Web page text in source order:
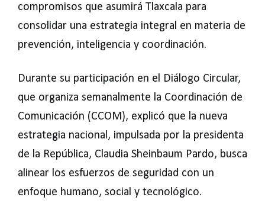
compromisos que asumirá Tlaxcala para
consolidar una estrategia integral en materia de
prevención, inteligencia y coordinación.
Durante su participación en el Diálogo Circular,
que organiza semanalmente la Coordinación de
Comunicación (CCOM), explicó que la nueva
estrategia nacional, impulsada por la presidenta
de la República, Claudia Sheinbaum Pardo, busca
alinear los esfuerzos de seguridad con un
enfoque humano, social y tecnológico.